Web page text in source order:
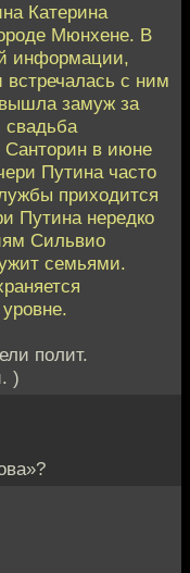
Катерина
Мюнхене. В
информации,
встречалась с ним
замуж за
свадьба
Санторин в июне
Путина часто
приходится
Путина нередко
Сильвио
семьями.
полит.
)